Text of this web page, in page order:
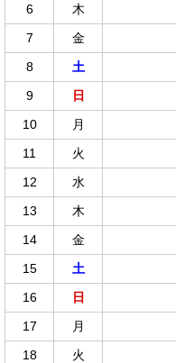
6
木
7
金
8
土
9
日
10
月
11
火
12
水
13
木
14
金
15
土
16
日
17
月
18
火